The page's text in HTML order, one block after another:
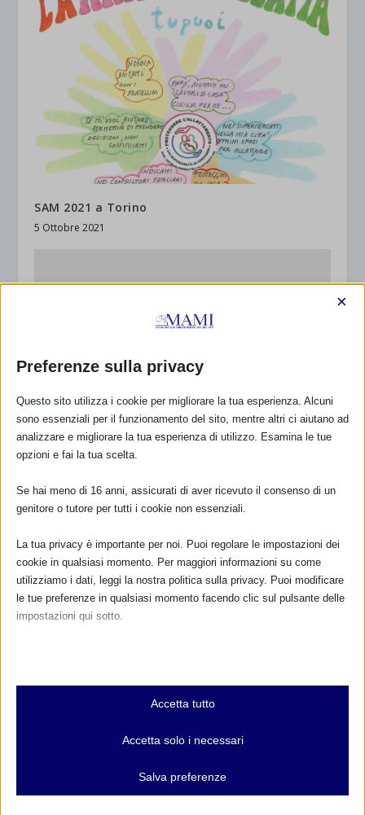
SAM 2021 a Torino
5 Ottobre 2021
SAM 2025 nella provincia del VERBANO – CUSIO –
21 Settembre 2025
SAM 2022 a Ravenna e provincia
Preferenze sulla privacy
×
Questo sito utilizza i cookie per migliorare la tua esperienza. Alcuni
sono essenziali per il funzionamento del sito, mentre altri ci aiutano ad
analizzare e migliorare la tua esperienza di utilizzo. Esamina le tue
opzioni e fai la tua scelta.
Se hai meno di 16 anni, assicurati di aver ricevuto il consenso di un
genitore o tutore per tutti i cookie non essenziali.
La tua privacy è importante per noi. Puoi regolare le impostazioni dei
cookie in qualsiasi momento. Per maggiori informazioni su come
utilizziamo i dati, leggi la nostra politica sulla privacy. Puoi modificare
le tue preferenze in qualsiasi momento facendo clic sul pulsante delle
impostazioni qui sotto.
Essenziali
I cookie e i servizi essenziali abilitano le funzioni di base e sono
e servizi non richiedono il consenso dell'utente secondo il GDPR.
Analitici
Accetta tutto
Accetta solo i necessari
Salva preferenze